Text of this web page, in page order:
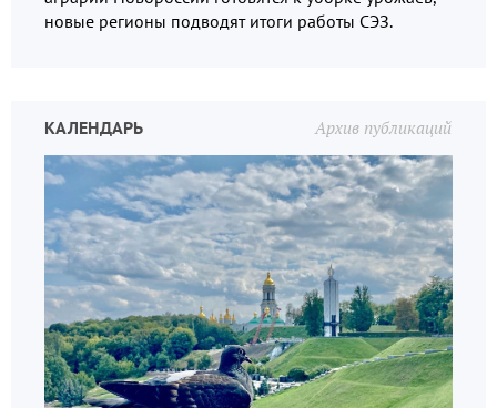
новые регионы подводят итоги работы СЭЗ.
Архив публикаций
КАЛЕНДАРЬ